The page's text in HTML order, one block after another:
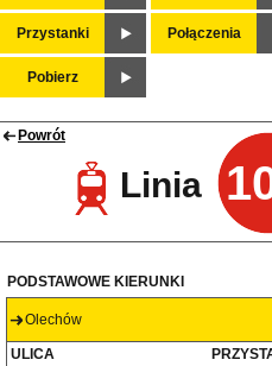
Przystanki Połączenia
Pobierz
Powrót
Linia
PODSTAWOWE KIERUNKI
Olechów
ULICA